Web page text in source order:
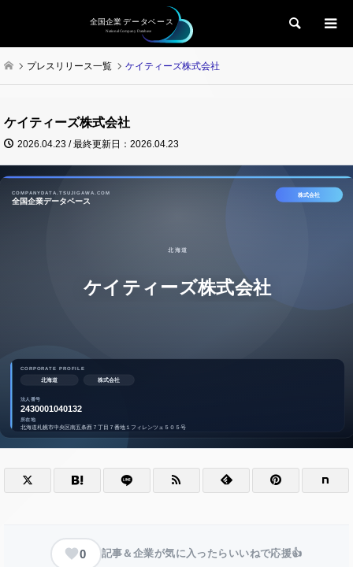
検索
プレスリリース一覧 ケイティーズ株式会社
ケイティーズ株式会社
2026.04.23 / 最終更新日：2026.04.23
0 記事＆企業が気に入ったらいいねで応援👍